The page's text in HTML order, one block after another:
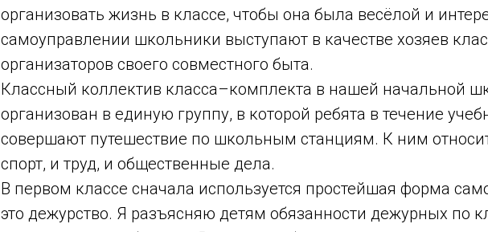
организовать жизнь в классе, чтобы она была весёлой и
самоуправлении школьники выступают в качестве хозяев
организаторов своего совместного быта.
Классный коллектив класса–комплекта в нашей начальной
организован в единую группу, в которой ребята в течение
совершают путешествие по школьным станциям. К ним
спорт, и труд, и общественные дела.
В первом классе сначала используется простейшая форма
это дежурство. Я разъясняю детям обязанности дежурных по